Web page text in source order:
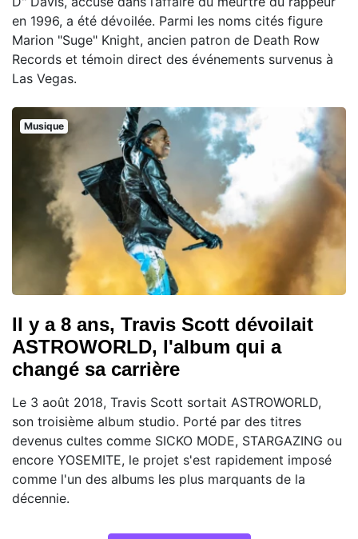
en 1996, a été dévoilée. Parmi les noms cités figure
Marion "Suge" Knight, ancien patron de Death Row
Records et témoin direct des événements survenus à
Las Vegas.
Musique
Il y a 8 ans, Travis Scott dévoilait
ASTROWORLD, l'album qui a
changé sa carrière
Le 3 août 2018, Travis Scott sortait ASTROWORLD,
son troisième album studio. Porté par des titres
devenus cultes comme SICKO MODE, STARGAZING ou
encore YOSEMITE, le projet s'est rapidement imposé
comme l'un des albums les plus marquants de la
décennie.